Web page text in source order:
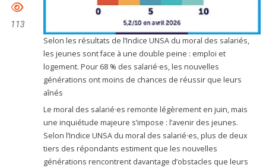
113
Selon les résultats de l’Indice UNSA du moral des salariés,
les jeunes sont face à une double peine : emploi et
logement. Pour 68 % des salarié·es, les nouvelles
générations ont moins de chances de réussir que leurs
aînés
Le moral des salarié·es remonte légèrement en juin, mais
une inquiétude majeure s’impose : l’avenir des jeunes.
Selon l’Indice UNSA du moral des salarié·es, plus de deux
tiers des répondants estiment que les nouvelles
générations rencontrent davantage d’obstacles que leurs